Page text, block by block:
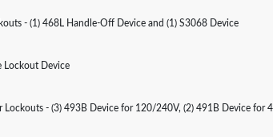
- (1) 468L Handle-Off Device and (1) S3068 Device
Lockout Device
Lockouts - (3) 493B Device for 120/240V, (2) 491B Device for